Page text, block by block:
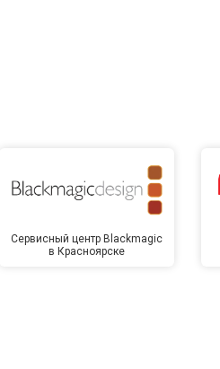
Сервисный центр Blackmagic
в Красноярске